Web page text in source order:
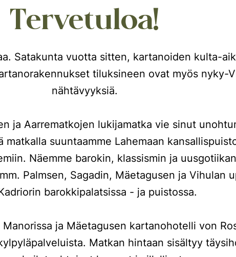
Tervetuloa!
Satakunta vuotta sitten, kartanoiden kulta-
tiluksineen ovat myös nyky-
nähtävyyksiä.
ja Aarrematkojen lukijamatka vie sinut
suuntaamme Lahemaan
Näemme barokin, klassismin ja
Palmsen, Sagadin, Mäetagusen ja Vihulan
barokkipalatsissa - ja puistossa.
ja Mäetagusen kartanohotelli von
Matkan hintaan sisältyy